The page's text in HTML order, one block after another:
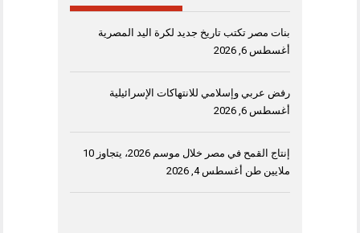
بنات مصر تكتب تاريخ جديد لكرة اليد المصرية
أغسطس 6, 2026
رفض عربي وإسلامي للانتهاكات الإسرائيلية
أغسطس 6, 2026
إنتاج القمح في مصر خلال موسم 2026، يتجاوز 10
ملايين طن أغسطس 4, 2026